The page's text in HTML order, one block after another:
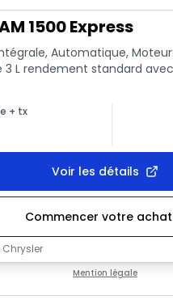
1500 Express
Automatique,
3 L rendement standard
+ tx
Voir les détails
Commencer votre achat
Mention légale